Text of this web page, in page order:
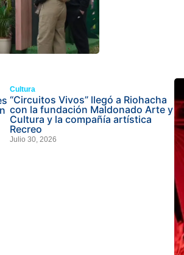
Cultura
“Circuitos Vivos” llegó a Riohacha
con la fundación Maldonado Arte y
Cultura y la compañía artística
Recreo
Julio 30, 2026